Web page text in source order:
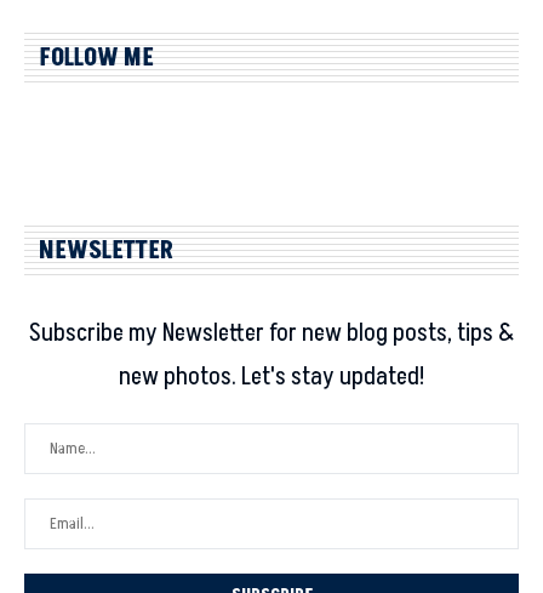
FOLLOW ME
NEWSLETTER
Subscribe my Newsletter for new blog posts, tips &
new photos. Let's stay updated!